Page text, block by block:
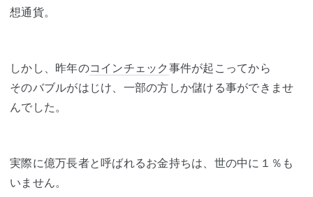
想通貨。
しかし、昨年のコインチェック 事件が起こってから
そのバブルがはじけ、一部の方しか儲ける事ができませ
んでした。
実際に億万長者と呼ばれるお金持ちは、世の中に１％も
いません。